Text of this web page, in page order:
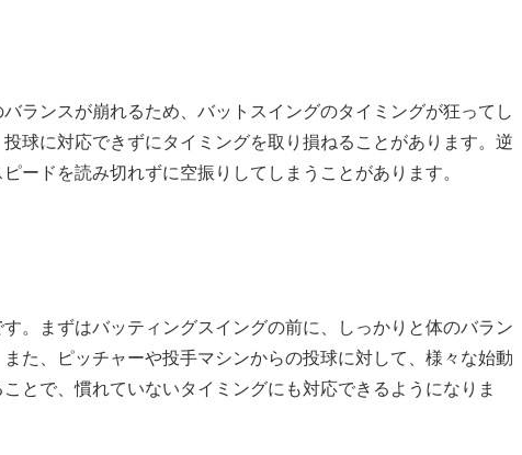
ランスが崩れるため、バットスイングのタイミングが狂ってし
球に対応できずにタイミングを取り損ねることがあります。逆
ードを読み切れずに空振りしてしまうことがあります。
。まずはバッティングスイングの前に、しっかりと体のバラン
た、ピッチャーや投手マシンからの投球に対して、様々な始動
とで、慣れていないタイミングにも対応できるようになりま